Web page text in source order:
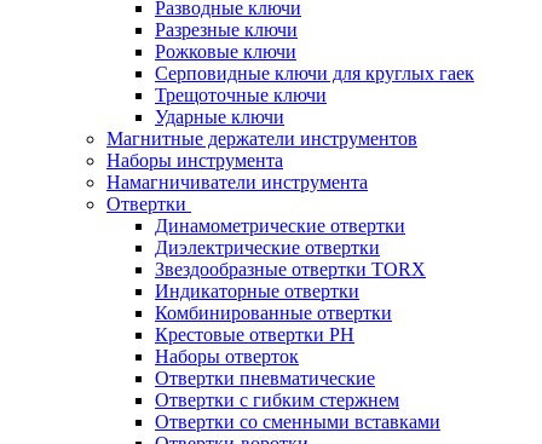
Разводные ключи
Разрезные ключи
Рожковые ключи
Серповидные ключи для круглых гаек
Трещоточные ключи
Ударные ключи
Магнитные держатели инструментов
Наборы инструмента
Намагничиватели инструмента
Отвертки
Динамометрические отвертки
Диэлектрические отвертки
Звездообразные отвертки TORX
Индикаторные отвертки
Комбинированные отвертки
Крестовые отвертки PH
Наборы отверток
Отвертки пневматические
Отвертки с гибким стержнем
Отвертки со сменными вставками